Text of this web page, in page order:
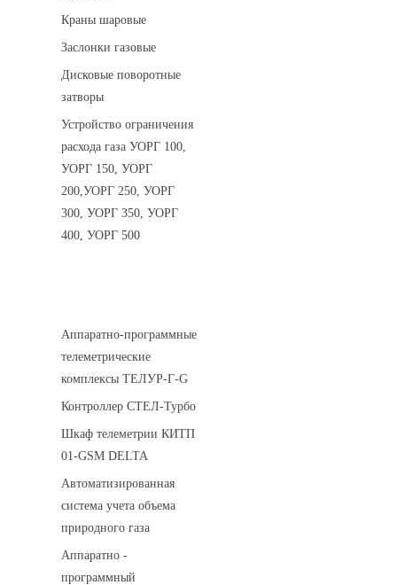
Краны шаровые
Заслонки газовые
Дисковые поворотные
затворы
Устройство ограничения
расхода газа УОРГ 100,
УОРГ 150, УОРГ
200,УОРГ 250, УОРГ
300, УОРГ 350, УОРГ
400, УОРГ 500
Аппаратно-программные
телеметрические
комплексы ТЕЛУР-Г-G
Контроллер СТЕЛ-Турбо
Шкаф телеметрии КИТП
01-GSM DELTA
Автоматизированная
система учета объема
природного газа
Аппаратно -
программный